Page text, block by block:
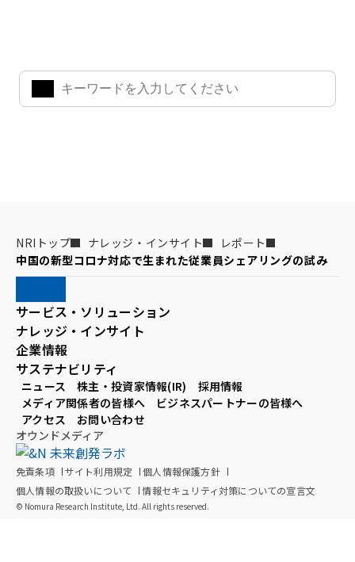
NRIトップ ナレッジ・インサイト
レポート
中国の新型コロナ対応で生まれた従業員シェアリングの試み
サービス・ソリューション
ナレッジ・インサイト
企業情報
サステナビリティ
ニュース 株主・投資家情報(IR)
採用情報
メディア関係者の皆様へ
ビジネスパートナーの皆様へ
アクセス
お問い合わせ
オウンドメディア
免責条項 サイト利用規定
個人情報保護方針
個人情報の取扱いについて
情報セキュリティ対策についての宣言文
© Nomura Research Institute, Ltd. All rights reserved.